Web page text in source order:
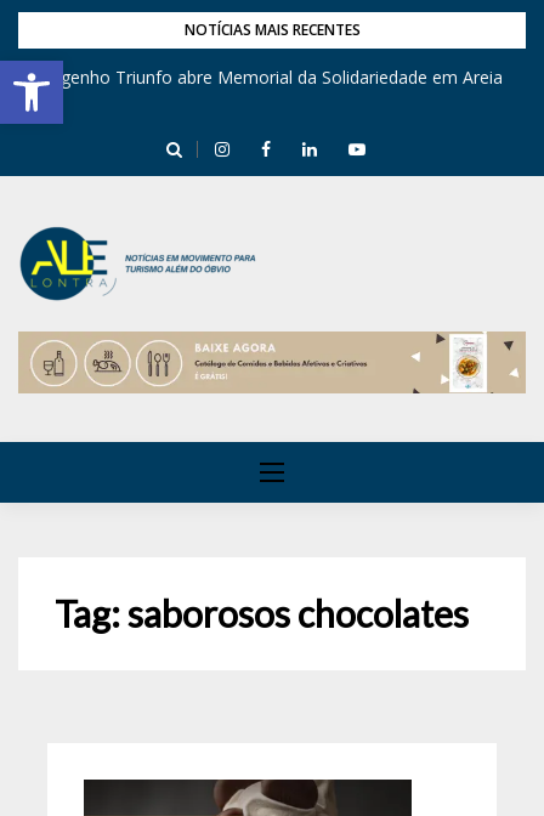
Barra de Ferramentas Aberta
NOTÍCIAS MAIS RECENTES
Engenho Triunfo abre Memorial da Solidariedade em Areia
Tag:saborosos chocolates